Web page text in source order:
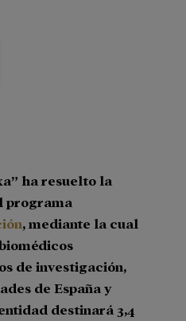
ha resuelto la
programa
, mediante la cual
de investigación,
de España y
destinará 3,4